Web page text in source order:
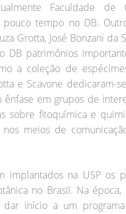
Faculdade
pouco tempo no DB.
Grotta, José Bonzani da
DB patrimônios
a coleção de
e Scavone dedicaram-
ênfase em grupos de
sobre fitoquímica e
meios de
implantados na USP os
no Brasil. Na
início a um